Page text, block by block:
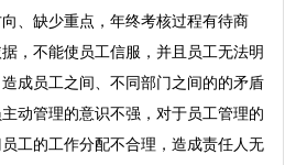
、缺少重点，年终考核过程有待商
，不能使员工信服，并且员工无法明
成员工之间、不同部门之间的的矛盾
动管理的意识不强，对于员工管理的
工的工作分配不合理，造成责任人无